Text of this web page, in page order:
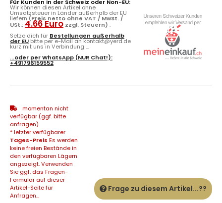
Für Kunden in der Schweiz oder Non-EU:
Wir können diesen Artikel ohne
Umsatzsteuer in Länder außerhalb der EU
liefern (Preis netto ohne VAT / MwSt. /
USt.: 4.66 Euro zzgl. Steuern) .
Setze dich für Bestellungen außerhalb
der EU bitte per e-Mail an kontakt@yerd.de
kurz mit uns in Verbindung ...
...oder perWhatsApp (NUR Chat!):
+491796159552
momentan nicht
verfügbar (ggf. bitte
anfragen)
* letzter verfügbarer
Tages-Preis Es werden
keine freien Bestände in
den verfügbaren Lägern
angezeigt. Verwenden
Sie ggf. das Fragen-
Formular auf dieser
Artikel-Seite für
Anfragen...
Frage zu diesem Artikel...??